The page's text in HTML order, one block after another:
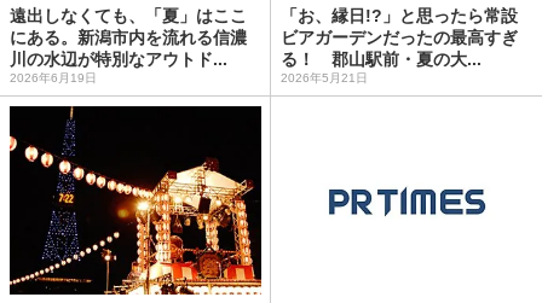
遠出しなくても、「夏」はここ
にある。新潟市内を流れる信濃
川の水辺が特別なアウトド...
2026年6月19日
「お、縁日!?」と思ったら常設
ビアガーデンだったの最高すぎ
る！ 郡山駅前・夏の大...
2026年5月21日